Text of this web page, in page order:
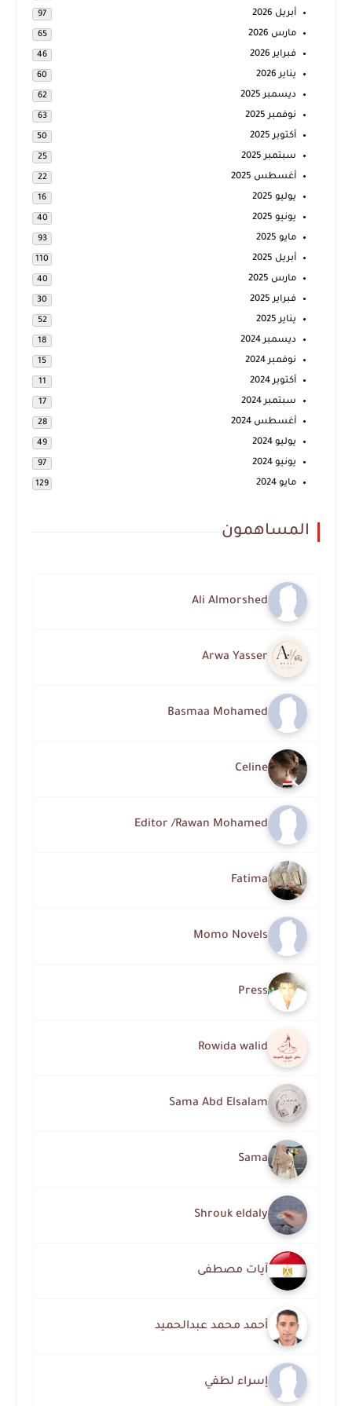
أبريل 2026 97
مارس 2026 65
فبراير 2026 46
يناير 2026 60
ديسمبر 2025 62
نوفمبر 2025 63
أكتوبر 2025 50
سبتمبر 2025 25
أغسطس 2025 22
يوليو 2025 16
يونيو 2025 40
مايو 2025 93
أبريل 2025 110
مارس 2025 40
فبراير 2025 30
يناير 2025 52
ديسمبر 2024 18
نوفمبر 2024 15
أكتوبر 2024 11
سبتمبر 2024 17
أغسطس 2024 28
يوليو 2024 49
يونيو 2024 97
مايو 2024 129
المساهمون
Ali Almorshed
Arwa Yasser
Basmaa Mohamed
Celine
Editor /Rawan Mohamed
Fatima
Momo Novels
Press
Rowida walid
Sama Abd Elsalam
Sama
Shrouk eldaly
آيات مصطفى
أحمد محمد عبدالحميد
إسراء لطفي